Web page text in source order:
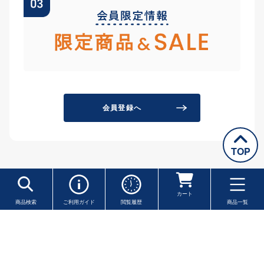
TOP
商品検索 ご利用ガイド 閲覧履歴
カート
商品一覧
会員登録へ